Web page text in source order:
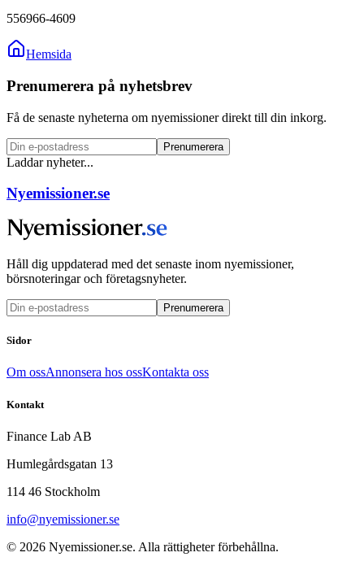
556966-4609
Hemsida
Prenumerera på nyhetsbrev
Få de senaste nyheterna om nyemissioner direkt till din inkorg.
Prenumerera
Laddar nyheter...
Nyemissioner.se
Håll dig uppdaterad med det senaste inom nyemissioner,
börsnoteringar och företagsnyheter.
Prenumerera
Sidor
Om ossAnnonsera hos ossKontakta oss
Kontakt
Finance Lab AB
Humlegårdsgatan 13
114 46 Stockholm
info@nyemissioner.se
© 2026 Nyemissioner.se. Alla rättigheter förbehållna.